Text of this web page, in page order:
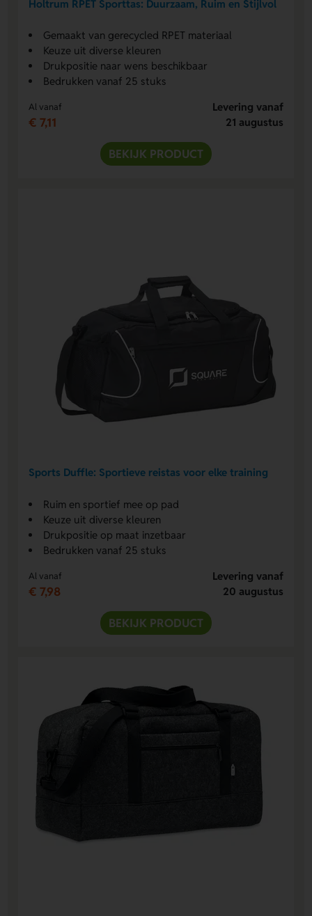
Holtrum RPET Sporttas: Duurzaam, Ruim en Stijlvol
Gemaakt van gerecycled RPET materiaal
Keuze uit diverse kleuren
Drukpositie naar wens beschikbaar
Bedrukken vanaf 25 stuks
Al vanaf
€ 7,11
Levering vanaf
21 augustus
BEKIJK PRODUCT
Sports Duffle: Sportieve reistas voor elke training
Ruim en sportief mee op pad
Keuze uit diverse kleuren
Drukpositie op maat inzetbaar
Bedrukken vanaf 25 stuks
Al vanaf
€ 7,98
Levering vanaf
20 augustus
BEKIJK PRODUCT